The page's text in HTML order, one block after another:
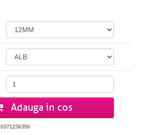
Adauga in cos
0371236355